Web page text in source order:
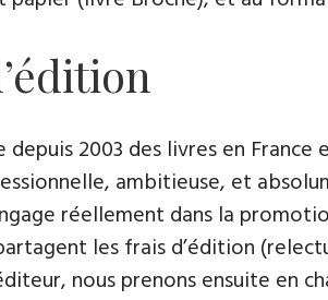
depuis 2003 des livres en
ambitieuse, et
réellement dans la
les frais d’édition
nous prenons ensuite